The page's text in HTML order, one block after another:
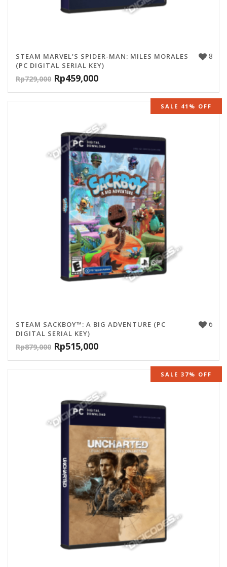
8
STEAM MARVEL’S SPIDER-MAN: MILES MORALES
(PC DIGITAL SERIAL KEY)
Rp729,000 Rp459,000
SALE 41% OFF
6
STEAM SACKBOY™: A BIG ADVENTURE (PC
DIGITAL SERIAL KEY)
Rp879,000 Rp515,000
SALE 37% OFF